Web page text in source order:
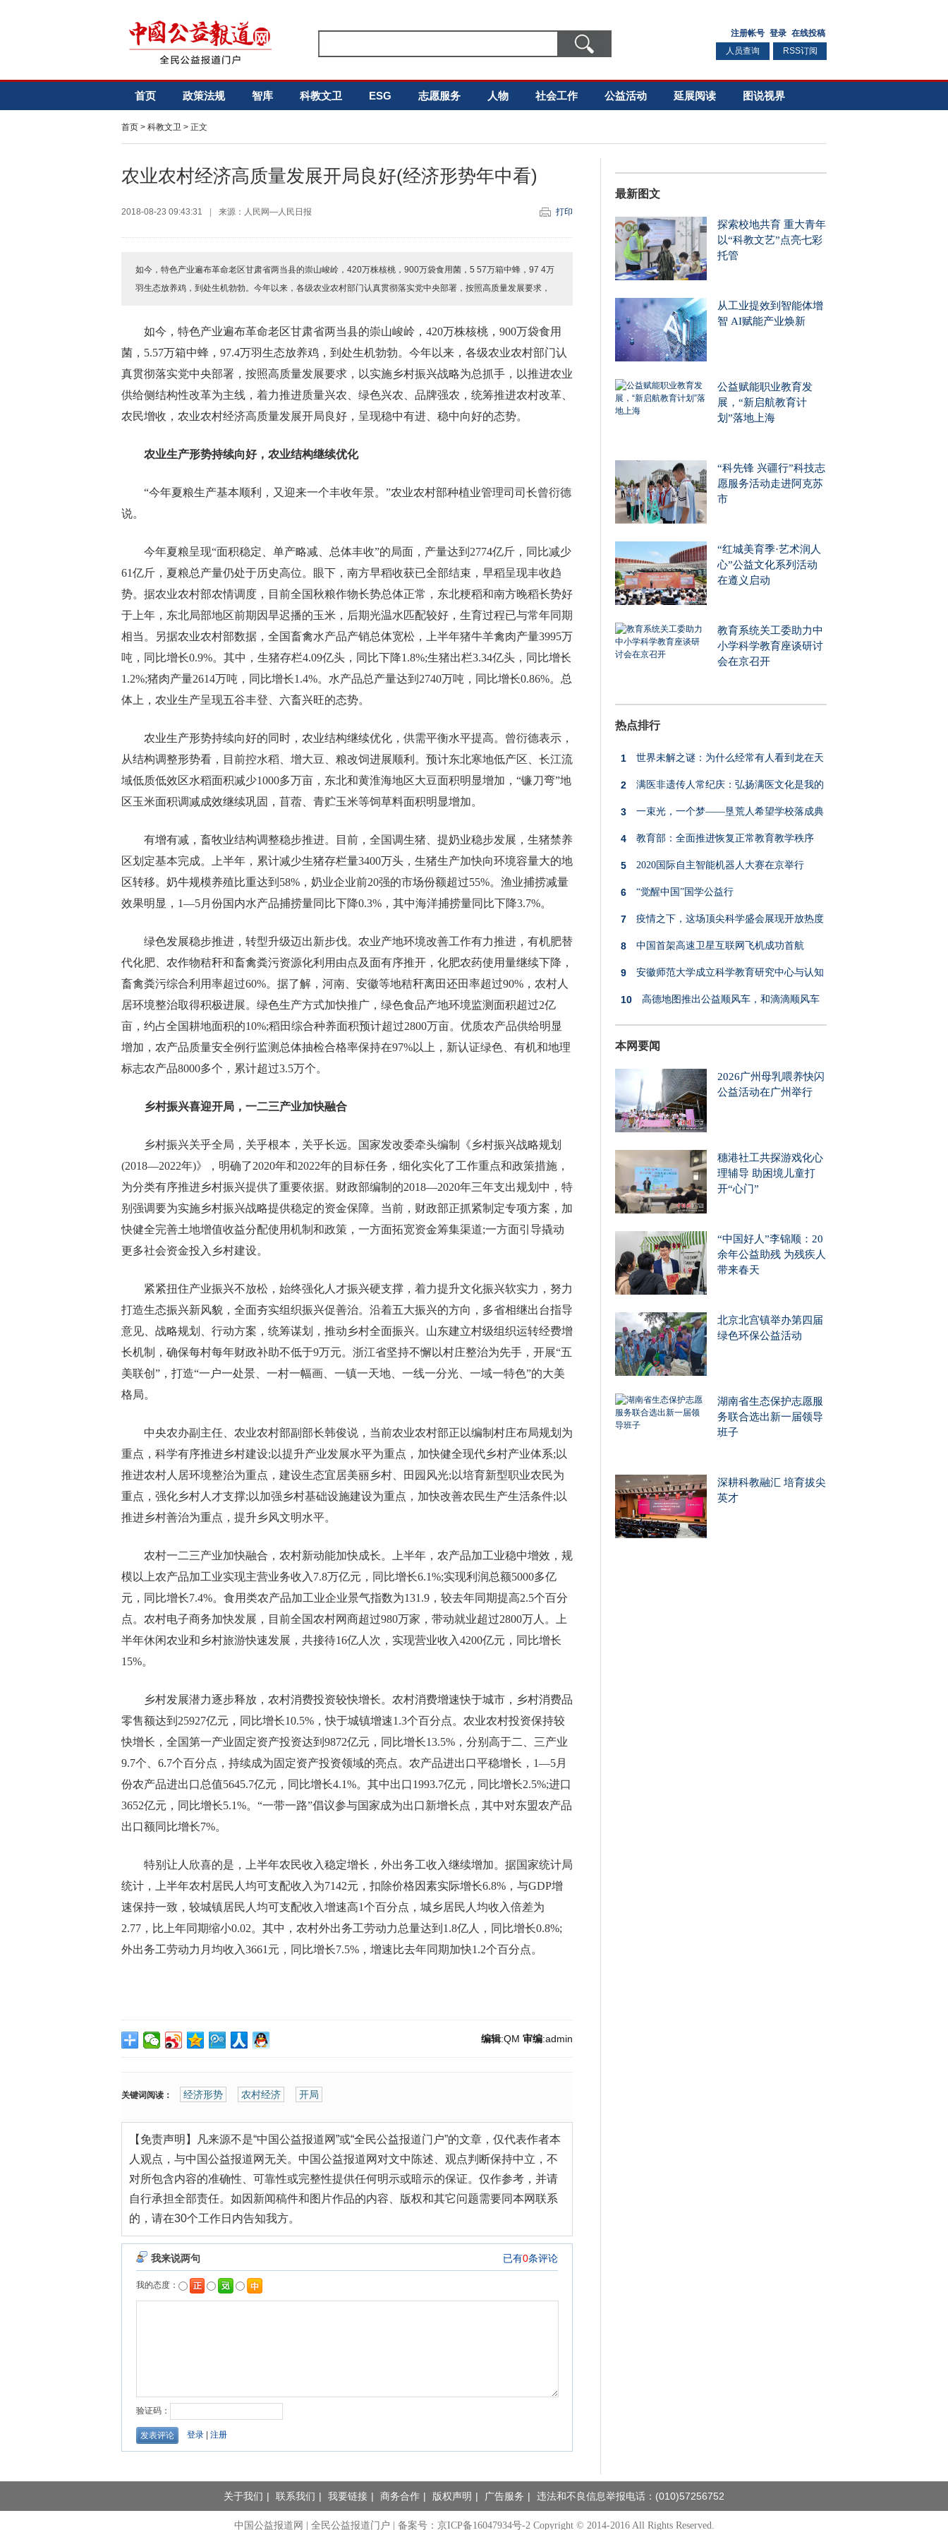
人员查询 RSS订阅
首页 政策法规 智库 科教文卫 ESG 志愿服务 人物 社会工作 公益活动 延展阅读 图说视界
首页 > 科教文卫 > 正文
农业农村经济高质量发展开局良好(经济形势年中看)
2018-08-23 09:43:31 来源：人民网—人民日报 打印
如今，特色产业遍布革命老区甘肃省两当县的崇山峻岭，420万株核桃，900万袋食用菌，5 57万箱中蜂，97 4万
羽生态放养鸡，到处生机勃勃。今年以来，各级农业农村部门认真贯彻落实党中央部署，按照高质量发展要求，
如今，特色产业遍布革命老区甘肃省两当县的崇山峻岭，420万株核桃，900万袋食用
菌，5.57万箱中蜂，97.4万羽生态放养鸡，到处生机勃勃。今年以来，各级农业农村部门认
真贯彻落实党中央部署，按照高质量发展要求，以实施乡村振兴战略为总抓手，以推进农业
供给侧结构性改革为主线，着力推进质量兴农、绿色兴农、品牌强农，统筹推进农村改革、
农民增收，农业农村经济高质量发展开局良好，呈现稳中有进、稳中向好的态势。
农业生产形势持续向好，农业结构继续优化
“今年夏粮生产基本顺利，又迎来一个丰收年景。”农业农村部种植业管理司司长曾衍德
说。
今年夏粮呈现“面积稳定、单产略减、总体丰收”的局面，产量达到2774亿斤，同比减少
61亿斤，夏粮总产量仍处于历史高位。眼下，南方早稻收获已全部结束，早稻呈现丰收趋
势。据农业农村部农情调度，目前全国秋粮作物长势总体正常，东北粳稻和南方晚稻长势好
于上年，东北局部地区前期因旱迟播的玉米，后期光温水匹配较好，生育过程已与常年同期
相当。另据农业农村部数据，全国畜禽水产品产销总体宽松，上半年猪牛羊禽肉产量3995万
吨，同比增长0.9%。其中，生猪存栏4.09亿头，同比下降1.8%;生猪出栏3.34亿头，同比增长
1.2%;猪肉产量2614万吨，同比增长1.4%。水产品总产量达到2740万吨，同比增长0.86%。总
体上，农业生产呈现五谷丰登、六畜兴旺的态势。
农业生产形势持续向好的同时，农业结构继续优化，供需平衡水平提高。曾衍德表示，
从结构调整形势看，目前控水稻、增大豆、粮改饲进展顺利。预计东北寒地低产区、长江流
域低质低效区水稻面积减少1000多万亩，东北和黄淮海地区大豆面积明显增加，“镰刀弯”地
区玉米面积调减成效继续巩固，苜蓿、青贮玉米等饲草料面积明显增加。
有增有减，畜牧业结构调整稳步推进。目前，全国调生猪、提奶业稳步发展，生猪禁养
区划定基本完成。上半年，累计减少生猪存栏量3400万头，生猪生产加快向环境容量大的地
区转移。奶牛规模养殖比重达到58%，奶业企业前20强的市场份额超过55%。渔业捕捞减量
效果明显，1—5月份国内水产品捕捞量同比下降0.3%，其中海洋捕捞量同比下降3.7%。
绿色发展稳步推进，转型升级迈出新步伐。农业产地环境改善工作有力推进，有机肥替
代化肥、农作物秸秆和畜禽粪污资源化利用由点及面有序推开，化肥农药使用量继续下降，
畜禽粪污综合利用率超过60%。据了解，河南、安徽等地秸秆离田还田率超过90%，农村人
居环境整治取得积极进展。绿色生产方式加快推广，绿色食品产地环境监测面积超过2亿
亩，约占全国耕地面积的10%;稻田综合种养面积预计超过2800万亩。优质农产品供给明显
增加，农产品质量安全例行监测总体抽检合格率保持在97%以上，新认证绿色、有机和地理
标志农产品8000多个，累计超过3.5万个。
乡村振兴喜迎开局，一二三产业加快融合
乡村振兴关乎全局，关乎根本，关乎长远。国家发改委牵头编制《乡村振兴战略规划
(2018—2022年)》，明确了2020年和2022年的目标任务，细化实化了工作重点和政策措施，
为分类有序推进乡村振兴提供了重要依据。财政部编制的2018—2020年三年支出规划中，特
别强调要为实施乡村振兴战略提供稳定的资金保障。当前，财政部正抓紧制定专项方案，加
快健全完善土地增值收益分配使用机制和政策，一方面拓宽资金筹集渠道;一方面引导撬动
更多社会资金投入乡村建设。
紧紧扭住产业振兴不放松，始终强化人才振兴硬支撑，着力提升文化振兴软实力，努力
打造生态振兴新风貌，全面夯实组织振兴促善治。沿着五大振兴的方向，多省相继出台指导
意见、战略规划、行动方案，统筹谋划，推动乡村全面振兴。山东建立村级组织运转经费增
长机制，确保每村每年财政补助不低于9万元。浙江省坚持不懈以村庄整治为先手，开展“五
美联创”，打造“一户一处景、一村一幅画、一镇一天地、一线一分光、一域一特色”的大美
格局。
中央农办副主任、农业农村部副部长韩俊说，当前农业农村部正以编制村庄布局规划为
重点，科学有序推进乡村建设;以提升产业发展水平为重点，加快健全现代乡村产业体系;以
推进农村人居环境整治为重点，建设生态宜居美丽乡村、田园风光;以培育新型职业农民为
重点，强化乡村人才支撑;以加强乡村基础设施建设为重点，加快改善农民生产生活条件;以
推进乡村善治为重点，提升乡风文明水平。
农村一二三产业加快融合，农村新动能加快成长。上半年，农产品加工业稳中增效，规
模以上农产品加工业实现主营业务收入7.8万亿元，同比增长6.1%;实现利润总额5000多亿
元，同比增长7.4%。食用类农产品加工业企业景气指数为131.9，较去年同期提高2.5个百分
点。农村电子商务加快发展，目前全国农村网商超过980万家，带动就业超过2800万人。上
半年休闲农业和乡村旅游快速发展，共接待16亿人次，实现营业收入4200亿元，同比增长
15%。
乡村发展潜力逐步释放，农村消费投资较快增长。农村消费增速快于城市，乡村消费品
零售额达到25927亿元，同比增长10.5%，快于城镇增速1.3个百分点。农业农村投资保持较
快增长，全国第一产业固定资产投资达到9872亿元，同比增长13.5%，分别高于二、三产业
9.7个、6.7个百分点，持续成为固定资产投资领域的亮点。农产品进出口平稳增长，1—5月
份农产品进出口总值5645.7亿元，同比增长4.1%。其中出口1993.7亿元，同比增长2.5%;进口
3652亿元，同比增长5.1%。“一带一路”倡议参与国家成为出口新增长点，其中对东盟农产品
出口额同比增长7%。
特别让人欣喜的是，上半年农民收入稳定增长，外出务工收入继续增加。据国家统计局
统计，上半年农村居民人均可支配收入为7142元，扣除价格因素实际增长6.8%，与GDP增
速保持一致，较城镇居民人均可支配收入增速高1个百分点，城乡居民人均收入倍差为
2.77，比上年同期缩小0.02。其中，农村外出务工劳动力总量达到1.8亿人，同比增长0.8%;
外出务工劳动力月均收入3661元，同比增长7.5%，增速比去年同期加快1.2个百分点。
编辑:QM 审编:admin
关键词阅读： 经济形势 农村经济 开局
【免责声明】凡来源不是“中国公益报道网”或“全民公益报道门户”的文章，仅代表作者本
人观点，与中国公益报道网无关。中国公益报道网对文中陈述、观点判断保持中立，不
对所包含内容的准确性、可靠性或完整性提供任何明示或暗示的保证。仅作参考，并请
自行承担全部责任。如因新闻稿件和图片作品的内容、版权和其它问题需要同本网联系
的，请在30个工作日内告知我方。
最新图文
探索校地共育 重大青年
以“科教文艺”点亮七彩
托管
从工业提效到智能体增
智 AI赋能产业焕新
公益赋能职业教育发
展，“新启航教育计
划”落地上海
“科先锋 兴疆行”科技志
愿服务活动走进阿克苏
市
“红城美育季·艺术润人
心”公益文化系列活动
在遵义启动
教育系统关工委助力中
小学科学教育座谈研讨
会在京召开
热点排行
1 世界未解之谜：为什么经常有人看到龙在天
上
2 满医非遗传人常纪庆：弘扬满医文化是我的
责
3 一束光，一个梦——垦荒人希望学校落成典
礼
4 教育部：全面推进恢复正常教育教学秩序
5 2020国际自主智能机器人大赛在京举行
6 “觉醒中国”国学公益行
7 疫情之下，这场顶尖科学盛会展现开放热度
8 中国首架高速卫星互联网飞机成功首航
9 安徽师范大学成立科学教育研究中心与认知
科10 高德地图推出公益顺风车，和滴滴顺风车
有什
本网要闻
2026广州母乳喂养快闪
公益活动在广州举行
穗港社工共探游戏化心
理辅导 助困境儿童打
开“心门”
“中国好人”李锦顺：20
余年公益助残 为残疾人
带来春天
北京北宫镇举办第四届
绿色环保公益活动
湖南省生态保护志愿服
务联合选出新一届领导
班子
深耕科教融汇 培育拔尖
英才
关于我们 | 联系我们 | 我要链接 | 商务合作 | 版权声明 | 广告服务 | 违法和不良信息举报电话：(010)57256752
中国公益报道网 | 全民公益报道门户 | 备案号：京ICP备16047934号-2Copyright © 2014-2016 All Rights Reserved.